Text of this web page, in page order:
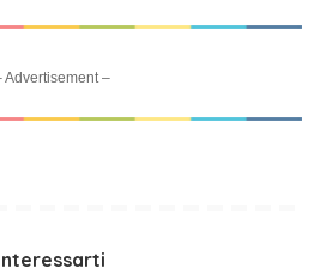
Advertisement –